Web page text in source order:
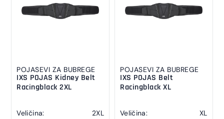
POJASEVI ZA BUBREGE
IXS POJAS Kidney Belt
Racingblack 2XL
Veličina:
2XL
POJASEVI ZA BUBREGE
IXS POJAS Belt
Racingblack XL
Veličina:
XL